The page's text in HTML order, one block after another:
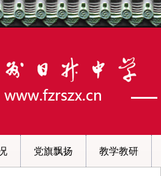
党旗飘扬 教学教研